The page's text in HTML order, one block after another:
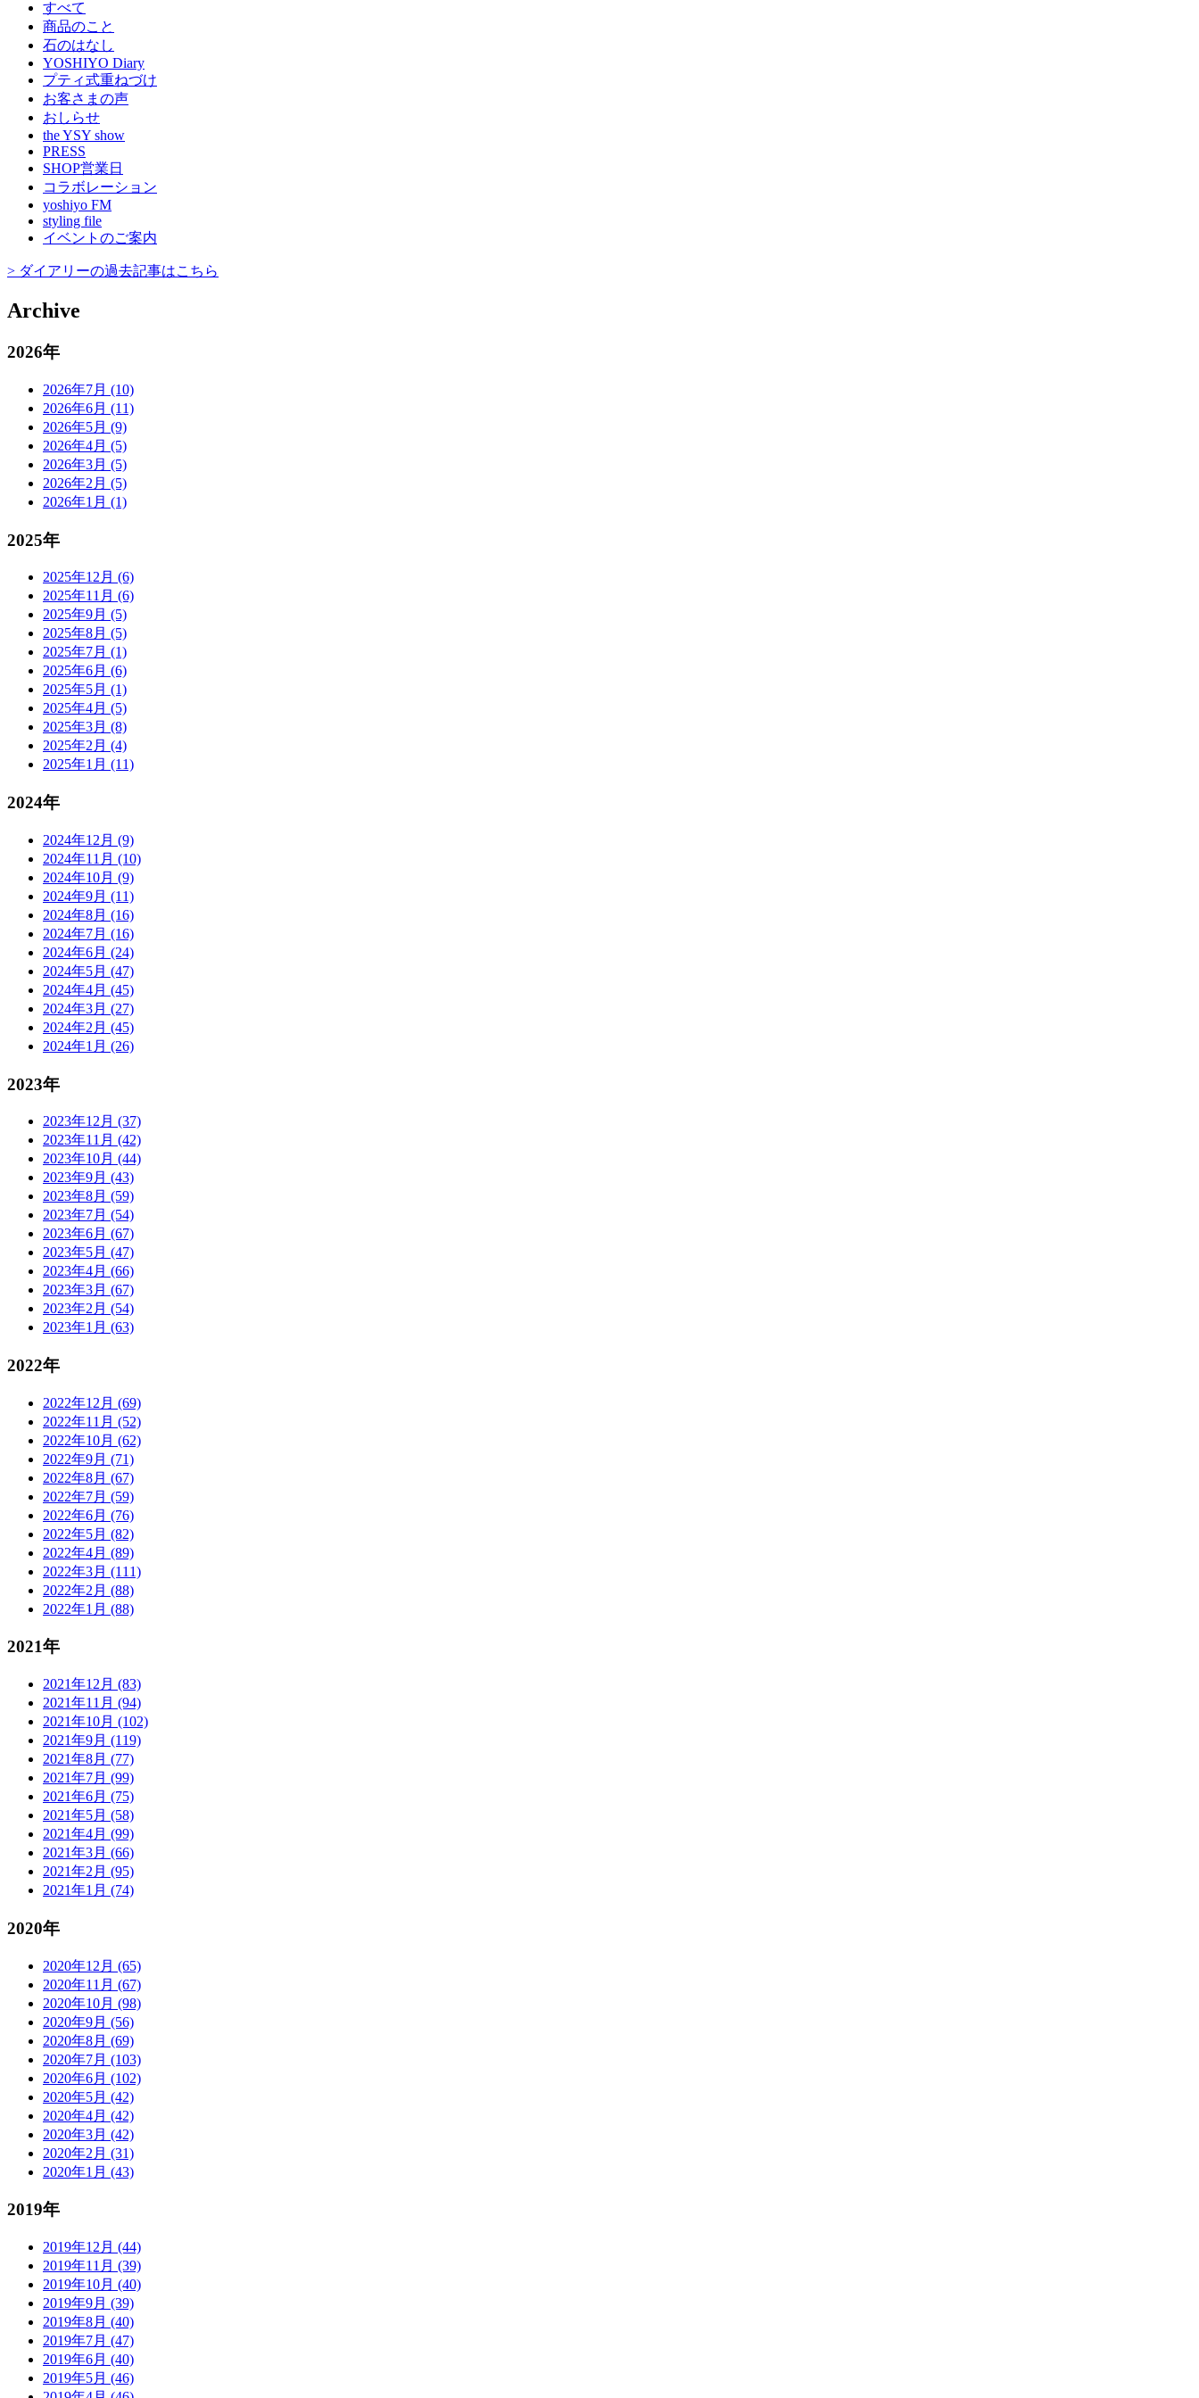
すべて
商品のこと
石のはなし
YOSHIYO Diary
プティ式重ねづけ
お客さまの声
おしらせ
the YSY show
PRESS
SHOP営業日
コラボレーション
yoshiyo FM
styling file
イベントのご案内
> ダイアリーの過去記事はこちら
Archive
2026年
2026年7月 (10)
2026年6月 (11)
2026年5月 (9)
2026年4月 (5)
2026年3月 (5)
2026年2月 (5)
2026年1月 (1)
2025年
2025年12月 (6)
2025年11月 (6)
2025年9月 (5)
2025年8月 (5)
2025年7月 (1)
2025年6月 (6)
2025年5月 (1)
2025年4月 (5)
2025年3月 (8)
2025年2月 (4)
2025年1月 (11)
2024年
2024年12月 (9)
2024年11月 (10)
2024年10月 (9)
2024年9月 (11)
2024年8月 (16)
2024年7月 (16)
2024年6月 (24)
2024年5月 (47)
2024年4月 (45)
2024年3月 (27)
2024年2月 (45)
2024年1月 (26)
2023年
2023年12月 (37)
2023年11月 (42)
2023年10月 (44)
2023年9月 (43)
2023年8月 (59)
2023年7月 (54)
2023年6月 (67)
2023年5月 (47)
2023年4月 (66)
2023年3月 (67)
2023年2月 (54)
2023年1月 (63)
2022年
2022年12月 (69)
2022年11月 (52)
2022年10月 (62)
2022年9月 (71)
2022年8月 (67)
2022年7月 (59)
2022年6月 (76)
2022年5月 (82)
2022年4月 (89)
2022年3月 (111)
2022年2月 (88)
2022年1月 (88)
2021年
2021年12月 (83)
2021年11月 (94)
2021年10月 (102)
2021年9月 (119)
2021年8月 (77)
2021年7月 (99)
2021年6月 (75)
2021年5月 (58)
2021年4月 (99)
2021年3月 (66)
2021年2月 (95)
2021年1月 (74)
2020年
2020年12月 (65)
2020年11月 (67)
2020年10月 (98)
2020年9月 (56)
2020年8月 (69)
2020年7月 (103)
2020年6月 (102)
2020年5月 (42)
2020年4月 (42)
2020年3月 (42)
2020年2月 (31)
2020年1月 (43)
2019年
2019年12月 (44)
2019年11月 (39)
2019年10月 (40)
2019年9月 (39)
2019年8月 (40)
2019年7月 (47)
2019年6月 (40)
2019年5月 (46)